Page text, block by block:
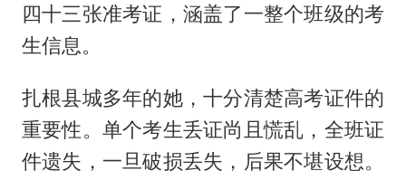
四十三张准考证，涵盖了一整个班级的考
生信息。
扎根县城多年的她，十分清楚高考证件的
重要性。单个考生丢证尚且慌乱，全班证
件遗失，一旦破损丢失，后果不堪设想。